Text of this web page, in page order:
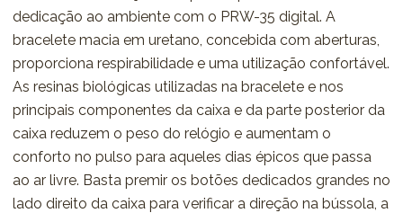
dedicação ao ambiente com o PRW-35 digital. A
bracelete macia em uretano, concebida com aberturas,
proporciona respirabilidade e uma utilização confortável.
As resinas biológicas utilizadas na bracelete e nos
principais componentes da caixa e da parte posterior da
caixa reduzem o peso do relógio e aumentam o
conforto no pulso para aqueles dias épicos que passa
ao ar livre. Basta premir os botões dedicados grandes no
lado direito da caixa para verificar a direção na bússola, a